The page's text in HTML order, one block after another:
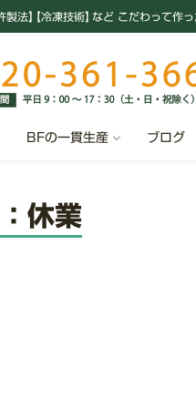
製法】【冷凍技術】など こだわって作
BFの一貫生産 ブログ
休業